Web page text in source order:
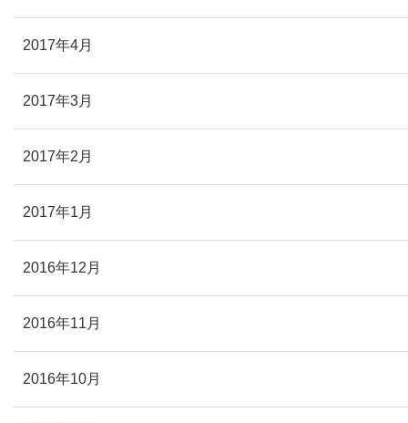
2017年4月
2017年3月
2017年2月
2017年1月
2016年12月
2016年11月
2016年10月